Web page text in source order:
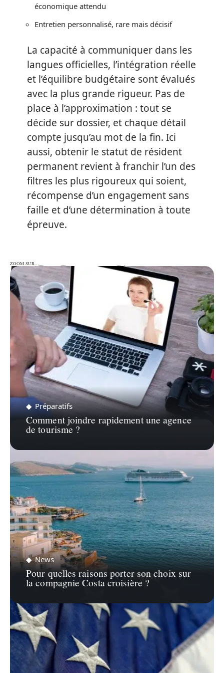
économique attendu
Entretien personnalisé, rare mais décisif
La capacité à communiquer dans les
langues officielles, l’intégration réelle
et l’équilibre budgétaire sont évalués
avec la plus grande rigueur. Pas de
place à l’approximation : tout se
décide sur dossier, et chaque détail
compte jusqu’au mot de la fin. Ici
aussi, obtenir le statut de résident
permanent revient à franchir l’un des
filtres les plus rigoureux qui soient,
récompense d’un engagement sans
faille et d’une détermination à toute
épreuve.
ZOOM SUR…
ZOOM SUR…
Préparatifs
Comment joindre rapidement une agence
de tourisme ?
News
Pour quelles raisons porter son choix sur
la compagnie Costa croisière ?